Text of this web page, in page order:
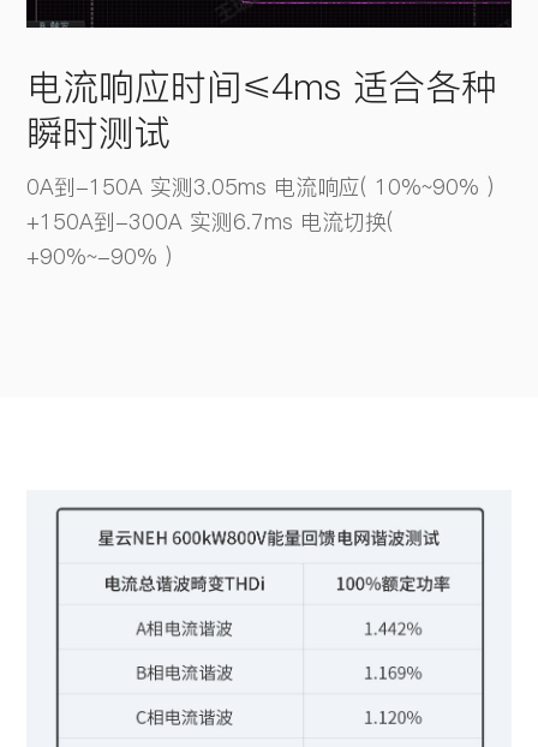
电流响应时间≤4ms 适合各种
瞬时测试
0A到-150A 实测3.05ms 电流响应( 10%~90% )
+150A到-300A 实测6.7ms 电流切换(
+90%~-90% )